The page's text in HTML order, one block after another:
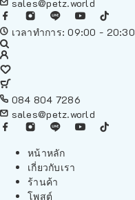
sales@petz.world
เวลาทำการ: 09:00 - 20:30
084 804 7286
sales@petz.world
หน้าหลัก
เกี่ยวกับเรา
ร้านค้า
โพสต์